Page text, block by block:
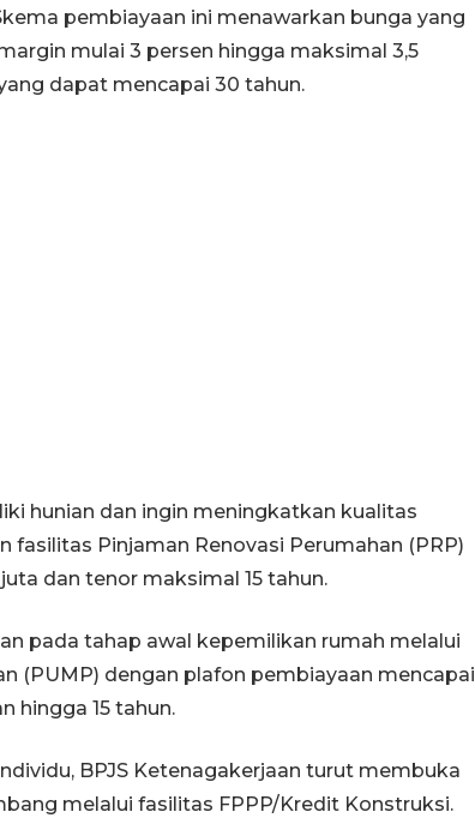
pembiayaan ini menawarkan bunga yang
mulai 3 persen hingga maksimal 3,5
dapat mencapai 30 tahun.
hunian dan ingin meningkatkan kualitas
Pinjaman Renovasi Perumahan (PRP)
dan tenor maksimal 15 tahun.
pada tahap awal kepemilikan rumah melalui
(PUMP) dengan plafon pembiayaan mencapai
hingga 15 tahun.
BPJS Ketenagakerjaan turut membuka
melalui fasilitas FPPP/Kredit Konstruksi.
Kemarau memuncak, air
Waduk Delingan Karanganyar
27 July 2026 20:07 WIB